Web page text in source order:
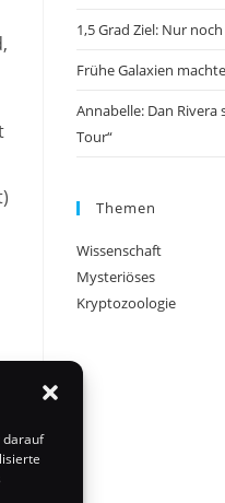
darauf
1,5 Grad Ziel: Nur noch
Frühe Galaxien
Annabelle: Dan
Tour“
Themen
Wissenschaft
Mysteriöses
Kryptozoologie